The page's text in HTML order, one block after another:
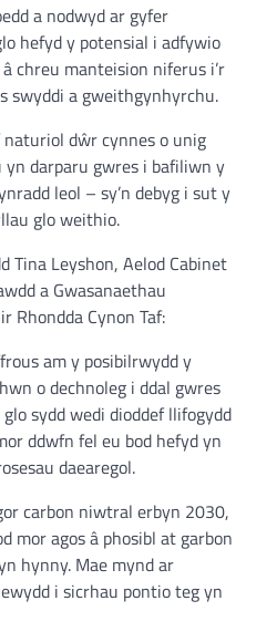
a nodwyd ar gyfer
hefyd y potensial i adfywio
chreu manteision niferus i’r
swyddi a gweithgynhyrchu.
naturiol dŵr cynnes o unig
darparu gwres i bafiliwn y
leol – sy’n debyg i sut y
glo weithio.
Tina Leyshon, Aelod Cabinet
a Gwasanaethau
Rhondda Cynon Taf:
am y posibilrwydd y
o dechnoleg i ddal gwres
sydd wedi dioddef llifogydd
ddwfn fel eu bod hefyd yn
daearegol.
carbon niwtral erbyn 2030,
mor agos â phosibl at garbon
hynny. Mae mynd ar
i sicrhau pontio teg yn